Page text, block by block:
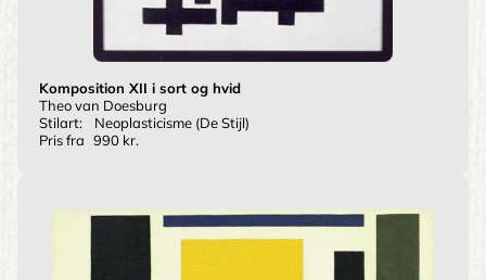
Komposition XII i sort og hvid
Theo van Doesburg
Stilart:
Neoplasticisme (De Stijl)
Pris fra 990 kr.